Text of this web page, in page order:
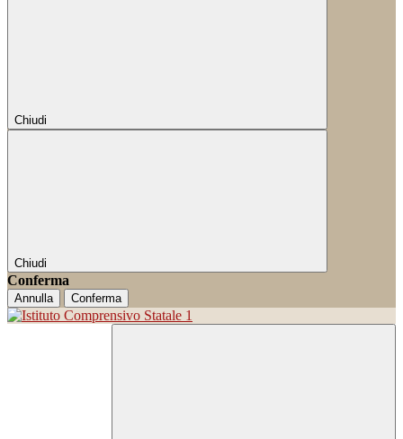
Chiudi
Chiudi
Conferma
Annulla Conferma